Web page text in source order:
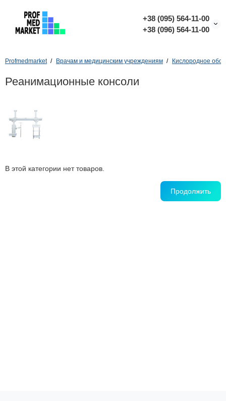
+38 (095) 564-11-00
+38 (096) 564-11-00
Profmedmarket Врачам и медицинским учреждениям Кислородное
Реанимационные консоли
В этой категории нет товаров.
Продолжить